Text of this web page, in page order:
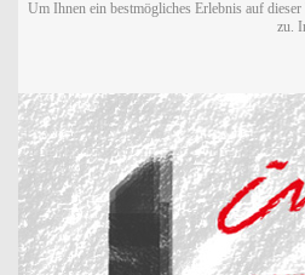
Um Ihnen ein bestmögliches Erlebnis auf
zu.